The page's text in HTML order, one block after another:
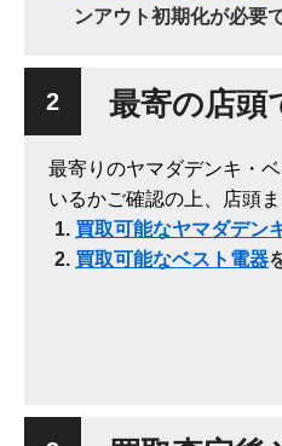
ンアウト初期化が必要
最寄の店頭
最寄りのヤマダデンキ・
いるかご確認の上、店頭
買取可能なヤマダデン
買取可能なベスト電器